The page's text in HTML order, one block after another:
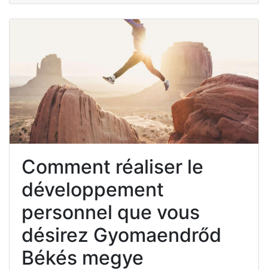
Comment réaliser le
développement
personnel que vous
désirez Gyomaendrőd
Békés megye